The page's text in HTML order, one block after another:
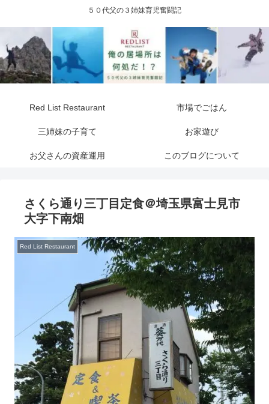
５０代父の３姉妹育児奮闘記
Red List Restaurant 市場でごはん
三姉妹の子育て お家遊び
お父さんの資産運用 このブログについて
さくら通り三丁目定食＠埼玉県富士見市
大字下南畑
Red List Restaurant